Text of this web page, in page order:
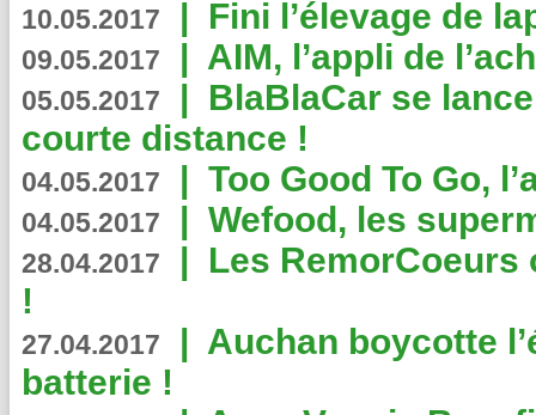
10.05.2017 | Fini l’élevage de
09.05.2017 | AIM, l’appli de
05.05.2017 | BlaBlaCar se
courte distance !
04.05.2017 | Too Good To Go,
04.05.2017 | Wefood, les
28.04.2017 | Les RemorCoeurs
!
27.04.2017 | Auchan boycotte
batterie !